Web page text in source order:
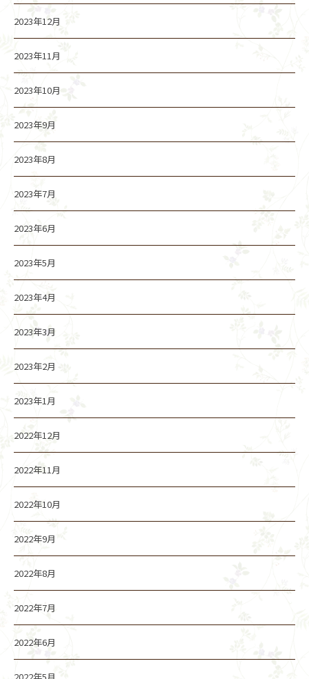
2023年12月
2023年11月
2023年10月
2023年9月
2023年8月
2023年7月
2023年6月
2023年5月
2023年4月
2023年3月
2023年2月
2023年1月
2022年12月
2022年11月
2022年10月
2022年9月
2022年8月
2022年7月
2022年6月